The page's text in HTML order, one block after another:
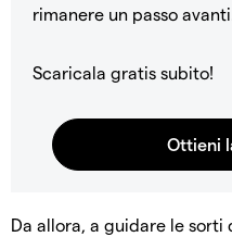
rimanere un passo
Scaricala gratis subito!
Da allora, a guidare le sorti